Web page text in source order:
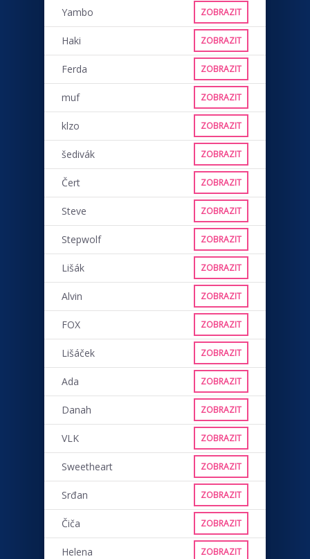
Yambo ZOBRAZIT
Haki ZOBRAZIT
Ferda ZOBRAZIT
muf ZOBRAZIT
klzo ZOBRAZIT
šedivák ZOBRAZIT
Čert ZOBRAZIT
Steve ZOBRAZIT
Stepwolf ZOBRAZIT
Lišák ZOBRAZIT
Alvin ZOBRAZIT
FOX ZOBRAZIT
Lišáček ZOBRAZIT
Ada ZOBRAZIT
Danah ZOBRAZIT
VLK ZOBRAZIT
Sweetheart ZOBRAZIT
Srđan ZOBRAZIT
Čiča ZOBRAZIT
Helena ZOBRAZIT